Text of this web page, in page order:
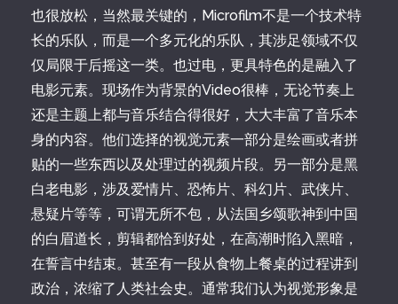
也很放松，当然最关键的，Microfilm不是一个技术特
长的乐队，而是一个多元化的乐队，其涉足领域不仅
仅局限于后摇这一类。也过电，更具特色的是融入了
电影元素。现场作为背景的Video很棒，无论节奏上
还是主题上都与音乐结合得很好，大大丰富了音乐本
身的内容。他们选择的视觉元素一部分是绘画或者拼
贴的一些东西以及处理过的视频片段。另一部分是黑
白老电影，涉及爱情片、恐怖片、科幻片、武侠片、
悬疑片等等，可谓无所不包，从法国乡颂歌神到中国
的白眉道长，剪辑都恰到好处，在高潮时陷入黑暗，
在誓言中结束。甚至有一段从食物上餐桌的过程讲到
政治，浓缩了人类社会史。通常我们认为视觉形象是